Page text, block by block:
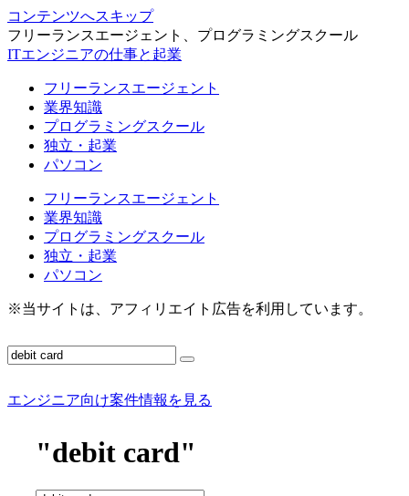
コンテンツへスキップ
フリーランスエージェント、プログラミングスクール
ITエンジニアの仕事と起業
フリーランスエージェント
業界知識
プログラミングスクール
独立・起業
パソコン
フリーランスエージェント
業界知識
プログラミングスクール
独立・起業
パソコン
※当サイトは、アフィリエイト広告を利用しています。
エンジニア向け案件情報を見る
"debit card"